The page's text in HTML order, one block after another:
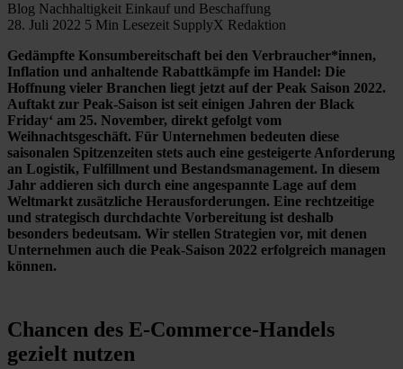
Blog Nachhaltigkeit Einkauf und Beschaffung
28. Juli 2022 5 Min Lesezeit SupplyX Redaktion
Gedämpfte Konsumbereitschaft bei den Verbraucher*innen,
Inflation und anhaltende Rabattkämpfe im Handel: Die
Hoffnung vieler Branchen liegt jetzt auf der Peak Saison 2022.
Auftakt zur Peak-Saison ist seit einigen Jahren der Black
Friday‘ am 25. November, direkt gefolgt vom
Weihnachtsgeschäft. Für Unternehmen bedeuten diese
saisonalen Spitzenzeiten stets auch eine gesteigerte Anforderung
an Logistik, Fulfillment und Bestandsmanagement. In diesem
Jahr addieren sich durch eine angespannte Lage auf dem
Weltmarkt zusätzliche Herausforderungen. Eine rechtzeitige
und strategisch durchdachte Vorbereitung ist deshalb
besonders bedeutsam. Wir stellen Strategien vor, mit denen
Unternehmen auch die Peak-Saison 2022 erfolgreich managen
können.
Chancen des E-Commerce-Handels
gezielt nutzen